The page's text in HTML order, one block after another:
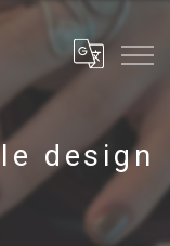
design